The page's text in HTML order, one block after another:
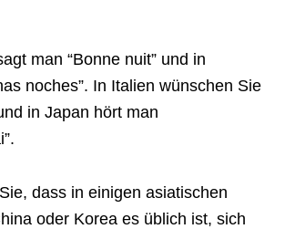
man “Bonne nuit” und in
noches”. In Italien wünschen Sie
in Japan hört man
dass in einigen asiatischen
oder Korea es üblich ist, sich